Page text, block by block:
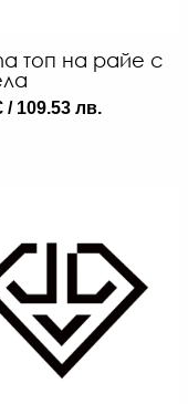
топ на райе с
/ 109.53 лв.